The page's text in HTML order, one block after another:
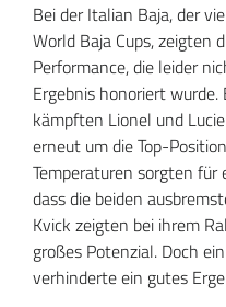
Bei der Italian Baja, der
World Baja Cups, zeigten
Performance, die leider
Ergebnis honoriert
kämpften Lionel und
erneut um die Top-
Temperaturen sorgten für
dass die beiden
Kvick zeigten bei ihrem
großes Potenzial. Doch
verhinderte ein gutes